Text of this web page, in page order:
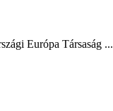
Európa Társaság ...